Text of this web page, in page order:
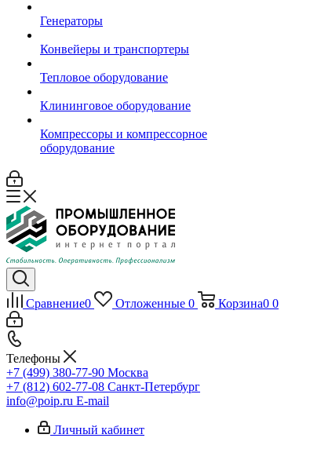
Генераторы
Конвейеры и транспортеры
Тепловое оборудование
Клининговое оборудование
Компрессоры и компрессорное
оборудование
Сравнение0 Отложенные 0 Корзина0 0
Телефоны
+7 (499) 380-77-90 Москва
+7 (812) 602-77-08 Санкт-Петербург
info@poip.ru E-mail
Личный кабинет